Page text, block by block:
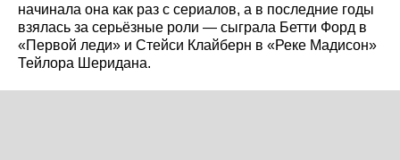
начинала она как раз с сериалов, а в последние годы
взялась за серьёзные роли — сыграла Бетти Форд в
«Первой леди» и Стейси Клайберн в «Реке Мадисон»
Тейлора Шеридана.